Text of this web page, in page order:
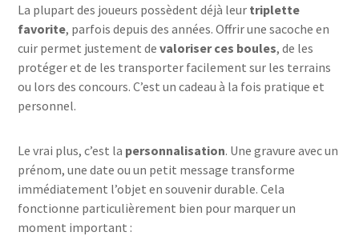
La plupart des joueurs possèdent déjà leur triplette
favorite, parfois depuis des années. Offrir une sacoche en
cuir permet justement devaloriser ces boules, de les
protéger et de les transporter facilement sur les terrains
ou lors des concours. C’est un cadeau à la fois pratique et
personnel.
Le vrai plus, c’est la personnalisation. Une gravure avec un
prénom, une date ou un petit message transforme
immédiatement l’objet en souvenir durable. Cela
fonctionne particulièrement bien pour marquer un
moment important :